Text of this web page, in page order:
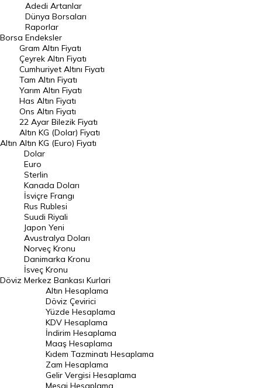
Geçmiş Kapanışlar
Dünya Borsaları
Raporlar
Endeksler
DÖVİZ
Döviz Kuru
Dolar Kuru
Euro Kuru
Pound Kuru
Frank Kuru
Riyal Kuru
Avustralya Doları
Danimarka Kronu Kuru
Kanada Doları Kuru
Norveç Kronu Kuru
İsveç Kronu Kuru
Japon Yeni Kuru
Serbest Piyasa Döviz Kurları
Merkez Bankası Döviz Kurları
Borsa
Adedi Artanlar
Dünya Borsaları
Raporlar
Endeksler
Altın
Gram Altın Fiyatı
Çeyrek Altın Fiyatı
Cumhuriyet Altını Fiyatı
Tam Altın Fiyatı
Yarım Altın Fiyatı
Has Altın Fiyatı
Ons Altın Fiyatı
22 Ayar Bilezik Fiyatı
Altın KG (Dolar) Fiyatı
Altın KG (Euro) Fiyatı
Döviz
Dolar
Euro
Sterlin
Kanada Doları
İsviçre Frangı
Rus Rublesi
Suudi Riyali
Japon Yeni
Avustralya Doları
Norveç Kronu
Danimarka Kronu
İsveç Kronu
Merkez Bankası Kurlari
Altın Hesaplama
Döviz Çevirici
Yüzde Hesaplama
KDV Hesaplama
İndirim Hesaplama
Maaş Hesaplama
Kıdem Tazminatı Hesaplama
Zam Hesaplama
Gelir Vergisi Hesaplama
Mesai Hesaplama